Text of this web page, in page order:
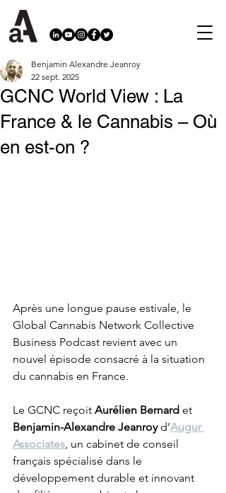
GCNC World View : La
France & le Cannabis – Où
en est-on ?
Benjamin Alexandre Jeanroy
22 sept. 2025
Après une longue pause estivale, le
Global Cannabis Network Collective
Business Podcast revient avec un
nouvel épisode consacré à la situation
du cannabis en France.
Le GCNC reçoit Aurélien Bernard et
Benjamin-Alexandre Jeanroy d’Augur
Associates , un cabinet de conseil
français spécialisé dans le
développement durable et innovant